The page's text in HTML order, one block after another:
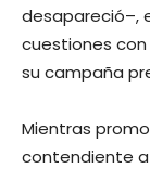
desapareció–,
cuestiones
su campaña
Mientras
contendiente a